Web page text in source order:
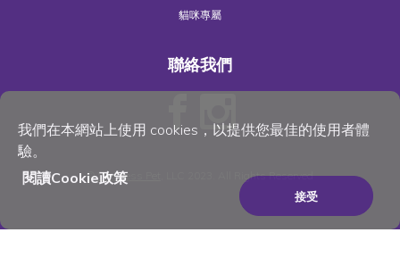
我們在本網站上使用 cookies，以提供您最佳的使用者體
驗。
閱讀Cookie政策
接受
貓咪專屬
聯絡我們
©Wellness Pet , LLC 2023. All Rights Reserved